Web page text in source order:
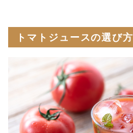
トマトジュースの選び方